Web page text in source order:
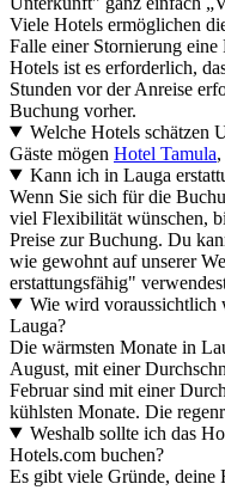
Viele Hotels ermöglichen
Falle einer Stornierung
Hotels ist es erforderlich,
Stunden vor der Anreise
Buchung vorher.
Welche Hotels schätzen
Gäste mögen Hotel Tamula,
Kann ich in Lauga
Wenn Sie sich für die
viel Flexibilität wünschen,
Preise zur Buchung. Du
wie gewohnt auf unserer
erstattungsfähig"
Wie wird voraussichtlich
Lauga?
Die wärmsten Monate in
August, mit einer
Februar sind mit einer
kühlsten Monate. Die
Weshalb sollte ich das
Hotels.com buchen?
Es gibt viele Gründe, deine